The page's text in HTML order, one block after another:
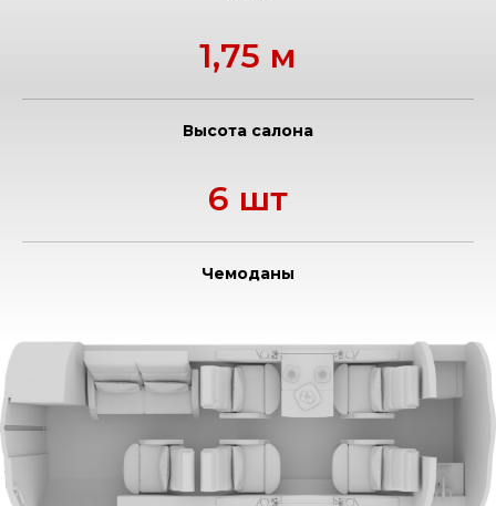
1,75 м
Высота салона
6 шт
Чемоданы